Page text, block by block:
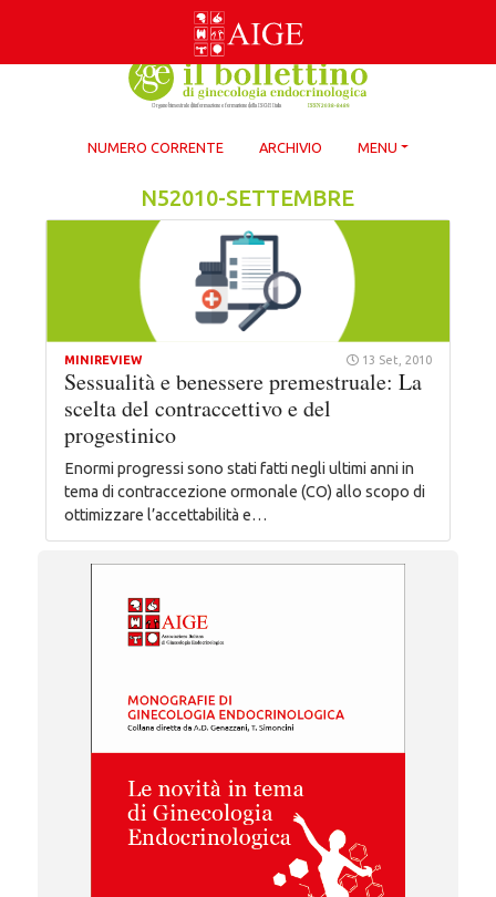
NUMERO CORRENTE ARCHIVIO MENU
N52010-SETTEMBRE
MINIREVIEW 13 Set, 2010
Sessualità e benessere premestruale: La
scelta del contraccettivo e del
progestinico
Enormi progressi sono stati fatti negli ultimi anni in
tema di contraccezione ormonale (CO) allo scopo di
ottimizzare l’accettabilità e…